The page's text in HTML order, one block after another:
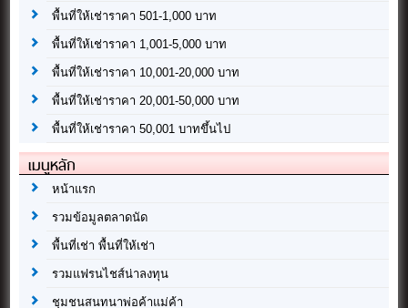
พื้นที่ให้เช่าราคา 501-1,000 บาท
พื้นที่ให้เช่าราคา 1,001-5,000 บาท
พื้นที่ให้เช่าราคา 10,001-20,000 บาท
พื้นที่ให้เช่าราคา 20,001-50,000 บาท
พื้นที่ให้เช่าราคา 50,001 บาทขึ้นไป
เมนูหลัก
หน้าแรก
รวมข้อมูลตลาดนัด
พื้นที่เช่า พื้นที่ให้เช่า
รวมแฟรนไชส์น่าลงทุน
ชุมชนสนทนาพ่อค้าแม่ค้า